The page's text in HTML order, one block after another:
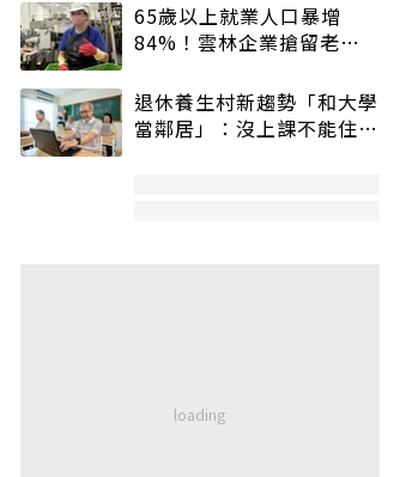
65歲以上就業人口暴增
84%！雲林企業搶留老員
退休養生村新趨勢「和大學
當鄰居」：沒上課不能住、